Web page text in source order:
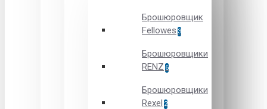
Брошюровщик
Fellowes 3
Брошюровщики
RENZ 6
Брошюровщики
Rexel 2